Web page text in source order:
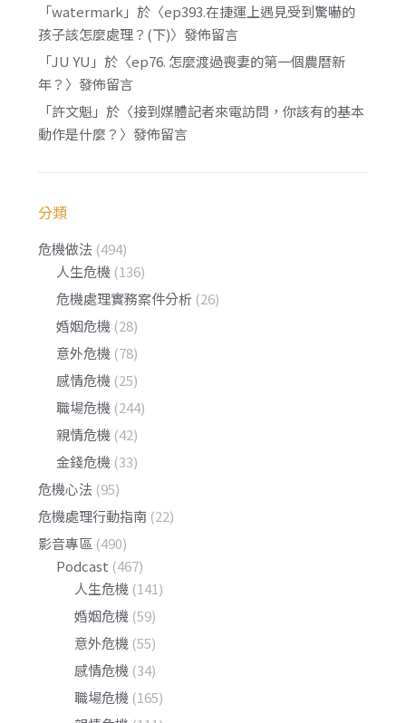
「watermark 」於〈ep393.在捷運上遇見受到驚嚇的
孩子該怎麼處理？(下)〉發佈留言
「JU YU 」於〈ep76. 怎麼渡過喪妻的第一個農曆新
年？ 〉發佈留言
「許文魁」於〈接到媒體記者來電訪問，你該有的基本
動作是什麼？ 〉發佈留言
分類
危機做法 (494)
人生危機 (136)
危機處理實務案件分析 (26)
婚姻危機 (28)
意外危機 (78)
感情危機 (25)
職場危機 (244)
親情危機 (42)
金錢危機 (33)
危機心法 (95)
危機處理行動指南 (22)
影音專區 (490)
Podcast (467)
人生危機 (141)
婚姻危機 (59)
意外危機 (55)
感情危機 (34)
職場危機 (165)